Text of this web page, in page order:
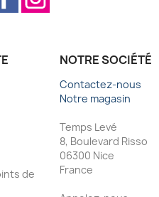
de
NOTRE SOCIÉTÉ
Contactez-nous
Notre magasin
Temps Levé
8, Boulevard Risso
06300 Nice
France